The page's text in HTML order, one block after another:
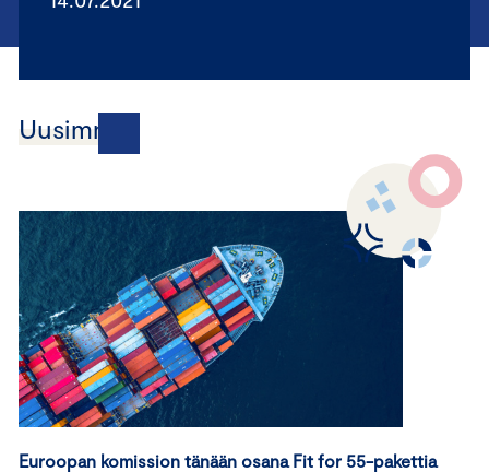
Uusimmat
Euroopan komission tänään osana Fit for 55-pakettia